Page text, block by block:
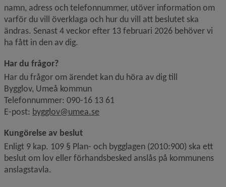
namn, adress och telefonnummer, utöver information om
varför du vill överklaga och hur du vill att beslutet ska
ändras. Senast 4 veckor efter 13 februari 2026 behöver vi
ha fått in den av dig.
Har du frågor?
Har du frågor om ärendet kan du höra av dig till
Bygglov, Umeå kommun
Telefonnummer: 090-16 13 61
E-post: bygglov@umea.se
Kungörelse av beslut
Enligt 9 kap. 109 § Plan- och bygglagen (2010:900) ska ett
beslut om lov eller förhandsbesked anslås på kommunens
anslagstavla.